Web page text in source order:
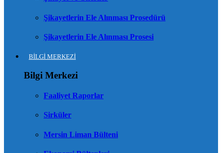
Şikayetlerin Ele Alınması Prosedürü
Şikayetlerin Ele Alınması Prosesi
BİLGİ MERKEZİ
Bilgi Merkezi
Faaliyet Raporlar
Sirküler
Mersin Liman Bülteni